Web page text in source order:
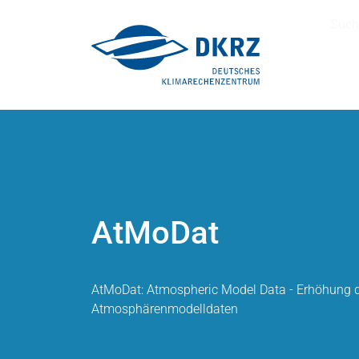
AtMoDat
AtMoDat: Atmospheric Model Data - Erhöhung
Atmosphärenmodelldaten